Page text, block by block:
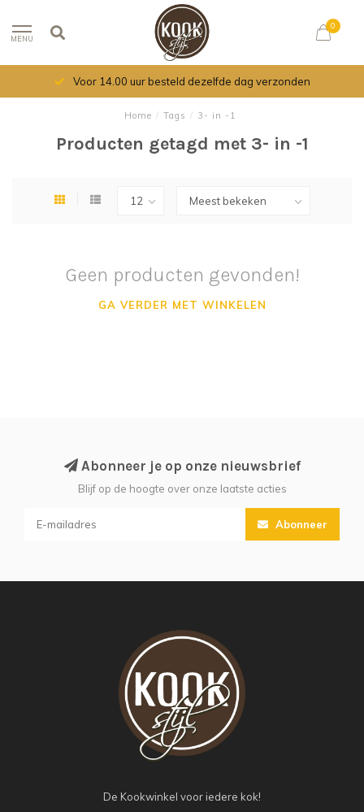
MENU
0
Voor 14.00 uur besteld dezelfde dag verzonden
Home / Tags / 3- in -1
Producten getagd met 3- in -1
Geen producten gevonden!
GA VERDER MET WINKELEN
Abonneer je op onze nieuwsbrief
Blijf op de hoogte over onze laatste acties
Abonneer
De Kookwinkel voor iedere kok!